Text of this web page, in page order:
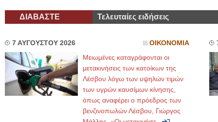
ΔΙΑΒΑΣΤΕ Τελευταίες ειδήσεις
7 ΑΥΓΟΥΣΤΟΥ 2026 ΟΙΚΟΝΟΜΙΑ
Μειωμένες καταγράφονται οι
μετακινήσεις των κατοίκων της
Λέσβου λόγω των υψηλών τιμών
των υγρών καυσίμων κίνησης,
όπως αναφέρει ο πρόεδρος των
βενζινοπωλών Λέσβου, Γιώργος